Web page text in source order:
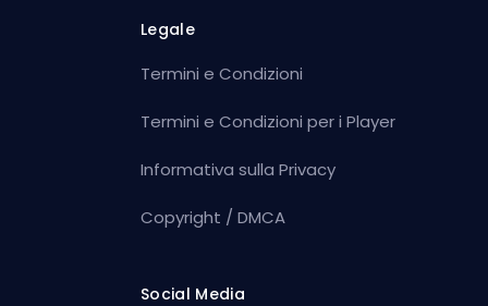
Legale
Termini e Condizioni
Termini e Condizioni per i Player
Informativa sulla Privacy
Copyright / DMCA
Social Media